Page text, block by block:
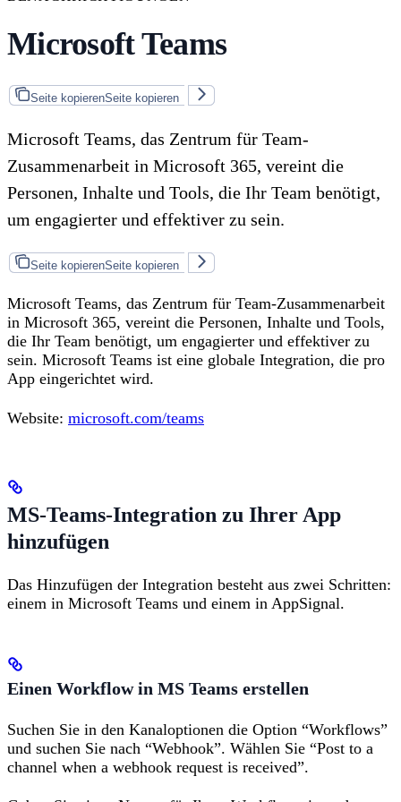
Microsoft Teams
Seite kopierenSeite kopieren
Microsoft Teams, das Zentrum für Team-
Zusammenarbeit in Microsoft 365, vereint die
Personen, Inhalte und Tools, die Ihr Team benötigt,
um engagierter und effektiver zu sein.
Seite kopierenSeite kopieren
Microsoft Teams, das Zentrum für Team-Zusammenarbeit
in Microsoft 365, vereint die Personen, Inhalte und Tools,
die Ihr Team benötigt, um engagierter und effektiver zu
sein. Microsoft Teams ist eine globale Integration, die pro
App eingerichtet wird.
Website: microsoft.com/teams
MS-Teams-Integration zu Ihrer App
hinzufügen
Das Hinzufügen der Integration besteht aus zwei Schritten:
einem in Microsoft Teams und einem in AppSignal.
Einen Workflow in MS Teams erstellen
Suchen Sie in den Kanaloptionen die Option “Workflows”
und suchen Sie nach “Webhook”. Wählen Sie “Post to a
channel when a webhook request is received”.